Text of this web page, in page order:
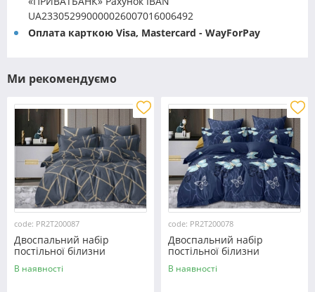
UA233052990000026007016006492
Оплата карткою Visa, Mastercard - WayForPay
Ми рекомендуємо
code: PR2T200087
Двоспальний набір
постільної білизни
180*220 із полікотону
№200087 Черешенька™
В наявності
code: PR2T200078
Двоспальний набір
постільної білизни
180*220 із полікотону
№200078 Черешенька™
В наявності